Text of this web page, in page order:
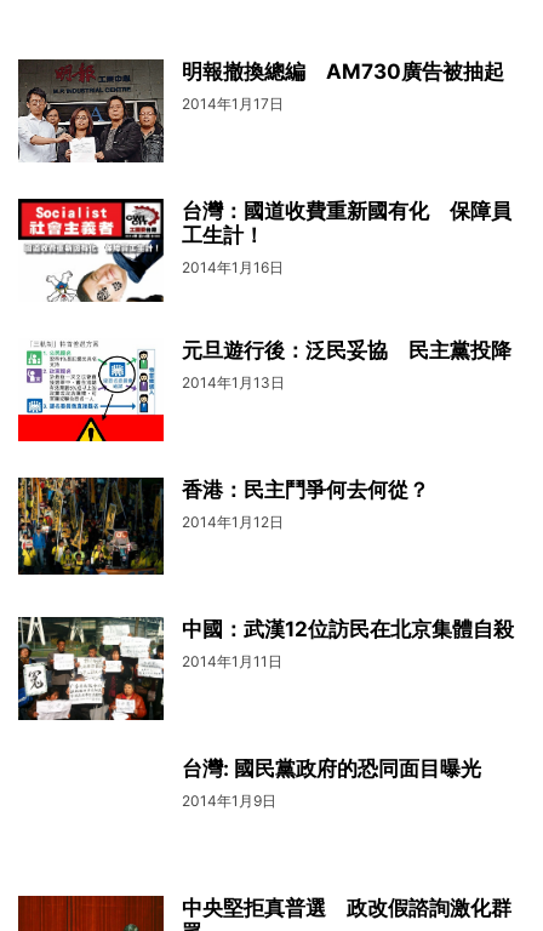
明報撤換總編 AM730廣告被抽起
2014年1月17日
台灣：國道收費重新國有化 保障員
工生計！
2014年1月16日
元旦遊行後：泛民妥協 民主黨投降
2014年1月13日
香港：民主鬥爭何去何從？
2014年1月12日
中國：武漢12位訪民在北京集體自殺
2014年1月11日
台灣: 國民黨政府的恐同面目曝光
2014年1月9日
中央堅拒真普選 政改假諮詢激化群